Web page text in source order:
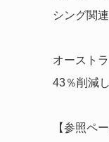
シング関
オースト
43％削減
【参照ペー